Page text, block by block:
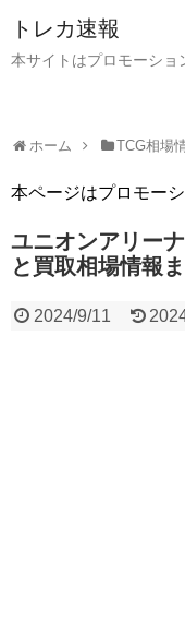
トレカ速報
本サイトはプロモーショ
ホーム TCG相場
本ページはプロモー
ユニオンアリー
と買取相場情報
2024/9/11